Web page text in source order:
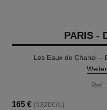
PARIS -
Les Eaux de Chanel –
Ref.
165 € (1320€/L)